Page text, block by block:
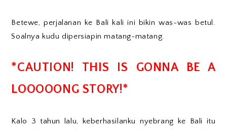
Betewe, perjalanan ke Bali kali ini bikin was-was betul.
Soalnya kudu dipersiapin matang-matang.
*CAUTION! THIS IS GONNA BE A
LOOOOONG STORY!*
Kalo 3 tahun lalu, keberhasilanku nyebrang ke Bali itu